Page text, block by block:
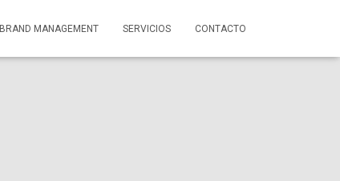
BRAND MANAGEMENT SERVICIOS CONTACTO